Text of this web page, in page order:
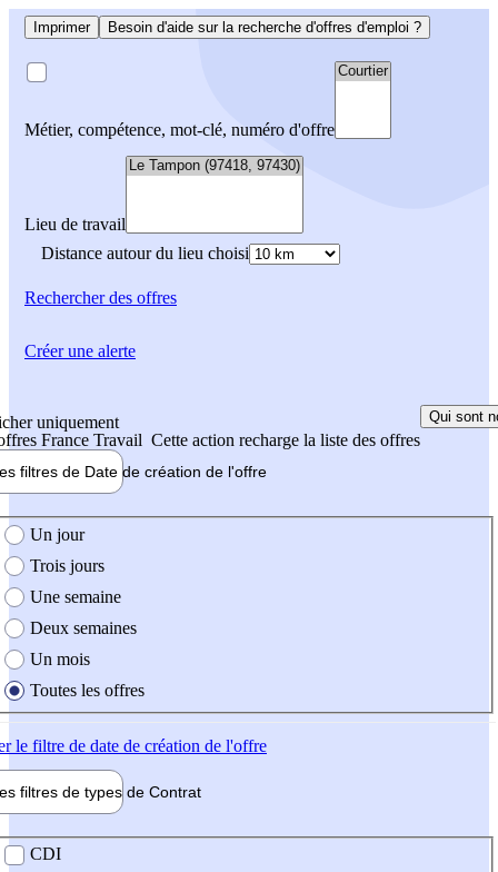
Imprimer Besoin d'aide sur la recherche d'offres d'emploi ?
Métier, compétence, mot-clé, numéro d'offre
Lieu de travail
Distance autour du lieu choisi
Rechercherdes offres
uniquement
France Travail Cette action recharge la liste des offres
Qui sont
filtres de Date de création de l'offre
création de l'offre
Un jour
Trois jours
Une semaine
Deux semaines
Un mois
Toutes les offres
le filtre de date de création de l'offre
filtres de types de Contrat
contrat
CDI
Créer une alerte